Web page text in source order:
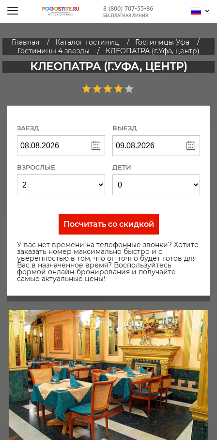
8 (800) 707-55-86
БЕСПЛАТНАЯ ЛИНИЯ
Главная Каталог гостиниц
Гостиницы Уфа
Гостиницы 4 звезды
КЛЕОПАТРА (г.Уфа, центр)
КЛЕОПАТРА (Г.УФА, ЦЕНТР)
ЗАЕЗД ВЫЕЗД
ВЗРОСЛЫЕ ДЕТИ
Посчитать со скидкой
У вас нет времени на телефонные звонки? Хотите
заказать номер максимально быстро и с
уверенностью в том, что он точно будет готов для
Вас в назначенное время? Воспользуйтесь
формой онлайн-бронирования и получайте
самые актуальные цены!